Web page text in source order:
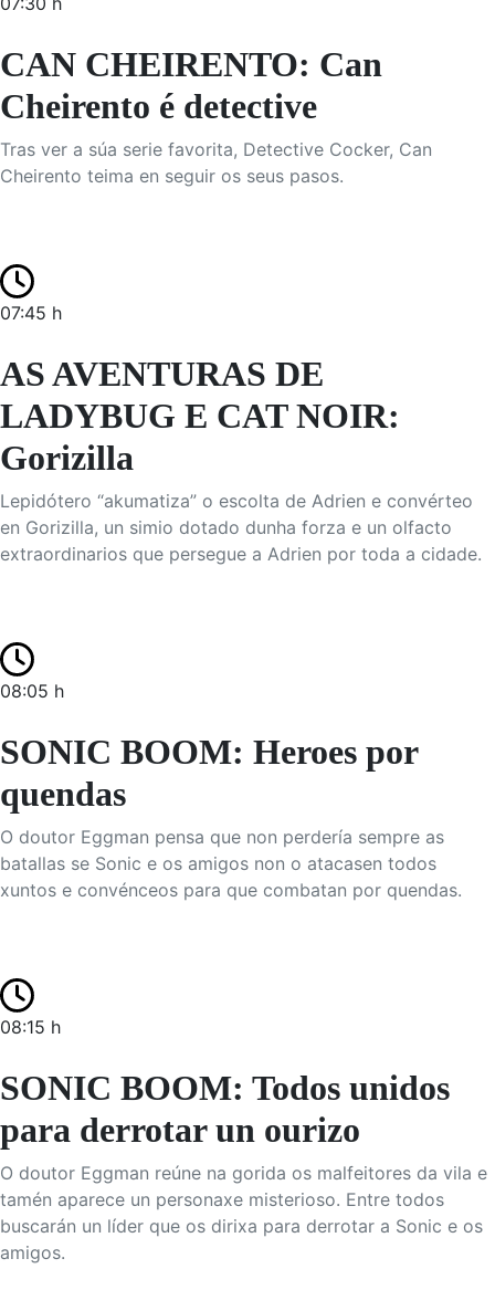
CAN CHEIRENTO: Can
Cheirento é detective
Tras ver a súa serie favorita, Detective Cocker, Can
Cheirento teima en seguir os seus pasos.
07:45 h
AS AVENTURAS DE
LADYBUG E CAT NOIR:
Gorizilla
Lepidótero “akumatiza” o escolta de Adrien e convérteo
en Gorizilla, un simio dotado dunha forza e un olfacto
extraordinarios que persegue a Adrien por toda a cidade.
08:05 h
SONIC BOOM: Heroes por
quendas
O doutor Eggman pensa que non perdería sempre as
batallas se Sonic e os amigos non o atacasen todos
xuntos e convénceos para que combatan por quendas.
08:15 h
SONIC BOOM: Todos unidos
para derrotar un ourizo
O doutor Eggman reúne na gorida os malfeitores da vila e
tamén aparece un personaxe misterioso. Entre todos
buscarán un líder que os dirixa para derrotar a Sonic e os
amigos.